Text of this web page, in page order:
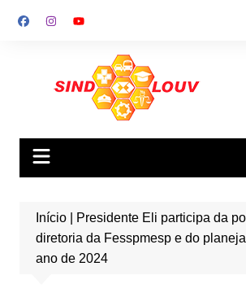
para
Início|
Presidente Eli participa da
diretoria da Fesspmesp e do
ano de 2024